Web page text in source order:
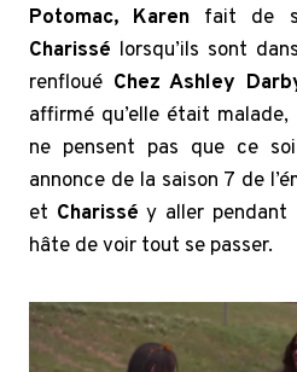
Potomac, Karen fait de
Charissé lorsqu’ils sont
renfloué Chez Ashley
affirmé qu’elle était
ne pensent pas que ce
annonce de la saison 7 de
et Charissé y aller
hâte de voir tout se passer.